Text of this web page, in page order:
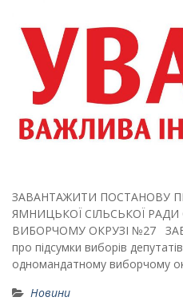
ЗАВАНТАЖИТИ ПОСТАНОВУ
ЯМНИЦЬКОЇ СІЛЬСЬКОЇ
ВИБОРЧОМУ ОКРУЗІ №27
про підсумки виборів
одномандатному виборчому
Новини